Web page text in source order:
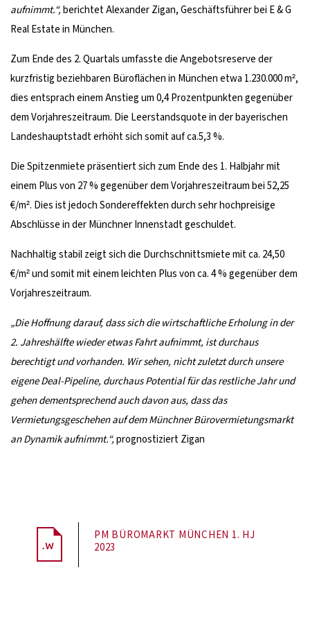
aufnimmt.“, berichtet Alexander Zigan, Geschäftsführer bei E & G
Real Estate in München.
Zum Ende des 2. Quartals umfasste die Angebotsreserve der
kurzfristig beziehbaren Büroflächen in München etwa 1.230.000 m²,
dies entsprach einem Anstieg um 0,4 Prozentpunkten gegenüber
dem Vorjahreszeitraum. Die Leerstandsquote in der bayerischen
Landeshauptstadt erhöht sich somit auf ca.5,3 %.
Die Spitzenmiete präsentiert sich zum Ende des 1. Halbjahr mit
einem Plus von 27 % gegenüber dem Vorjahreszeitraum bei 52,25
€/m². Dies ist jedoch Sondereffekten durch sehr hochpreisige
Abschlüsse in der Münchner Innenstadt geschuldet.
Nachhaltig stabil zeigt sich die Durchschnittsmiete mit ca. 24,50
€/m² und somit mit einem leichten Plus von ca. 4 % gegenüber dem
Vorjahreszeitraum.
„Die Hoffnung darauf, dass sich die wirtschaftliche Erholung in der
2. Jahreshälfte wieder etwas Fahrt aufnimmt, ist durchaus
berechtigt und vorhanden. Wir sehen, nicht zuletzt durch unsere
eigene Deal-Pipeline, durchaus Potential für das restliche Jahr und
gehen dementsprechend auch davon aus, dass das
Vermietungsgeschehen auf dem Münchner Bürovermietungsmarkt
an Dynamik aufnimmt.“, prognostiziert Zigan
PM BÜROMARKT MÜNCHEN 1. HJ
2023